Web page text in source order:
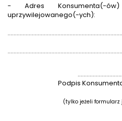
- Adres Konsumenta(-
uprzywilejowanego(-ych):
Podpis
(tylko jeżeli formularz